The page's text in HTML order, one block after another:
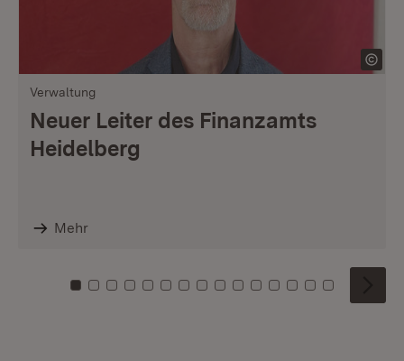
Verwaltung
Neuer Leiter des Finanzamts
Heidelberg
Mehr
Zu Kachel: 0
Zu Kachel: 1
Zu Kachel: 2
Zu Kachel: 3
Zu Kachel: 4
Zu Kachel: 5
Zu Kachel: 6
Zu Kachel: 7
Zu Kachel: 8
Zu Kachel: 9
Zu Kachel: 10
Zu Kachel: 11
Zu Kachel: 12
Zu Kachel:
Zu